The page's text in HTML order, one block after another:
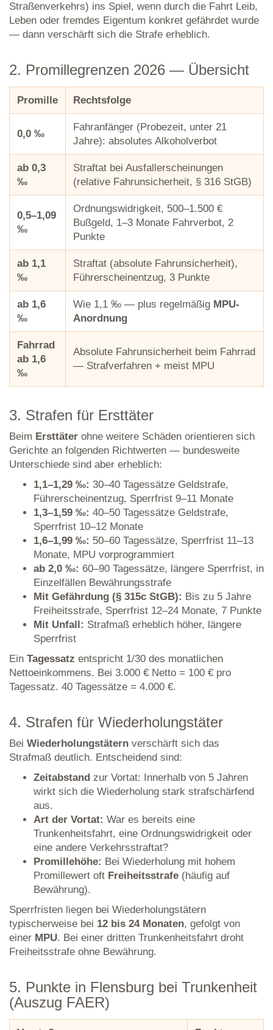
Straßenverkehrs) ins Spiel, wenn durch die Fahrt Leib,
Leben oder fremdes Eigentum konkret gefährdet wurde
— dann verschärft sich die Strafe erheblich.
2. Promillegrenzen 2026 — Übersicht
Promille Rechtsfolge
0,0 ‰
Fahranfänger (Probezeit, unter 21
Jahre): absolutes Alkoholverbot
ab 0,3
‰
Straftat bei Ausfallerscheinungen
(relative Fahrunsicherheit, § 316 StGB)
0,5–1,09
‰
Ordnungswidrigkeit, 500–1.500 €
Bußgeld, 1–3 Monate Fahrverbot, 2
Punkte
ab 1,1
‰
Straftat (absolute Fahrunsicherheit),
Führerscheinentzug, 3 Punkte
ab 1,6
‰
Wie 1,1 ‰ — plus regelmäßig MPU-
Anordnung
Fahrrad
ab 1,6
‰
Absolute Fahrunsicherheit beim Fahrrad
— Strafverfahren + meist MPU
3. Strafen für Ersttäter
Beim Ersttäter ohne weitere Schäden orientieren sich
Gerichte an folgenden Richtwerten — bundesweite
Unterschiede sind aber erheblich:
1,1–1,29 ‰: 30–40 Tagessätze Geldstrafe,
Führerscheinentzug, Sperrfrist 9–11 Monate
1,3–1,59 ‰: 40–50 Tagessätze Geldstrafe,
Sperrfrist 10–12 Monate
1,6–1,99 ‰: 50–60 Tagessätze, Sperrfrist 11–13
Monate, MPU vorprogrammiert
ab 2,0 ‰: 60–90 Tagessätze, längere Sperrfrist, in
Einzelfällen Bewährungsstrafe
Mit Gefährdung (§ 315c StGB): Bis zu 5 Jahre
Freiheitsstrafe, Sperrfrist 12–24 Monate, 7 Punkte
Mit Unfall: Strafmaß erheblich höher, längere
Sperrfrist
Ein Tagessatz entspricht 1/30 des monatlichen
Nettoeinkommens. Bei 3.000 € Netto = 100 € pro
Tagessatz. 40 Tagessätze = 4.000 €.
4. Strafen für Wiederholungstäter
Bei Wiederholungstätern verschärft sich das
Strafmaß deutlich. Entscheidend sind:
Zeitabstand zur Vortat: Innerhalb von 5 Jahren
wirkt sich die Wiederholung stark strafschärfend
aus.
Art der Vortat: War es bereits eine
Trunkenheitsfahrt, eine Ordnungswidrigkeit oder
eine andere Verkehrsstraftat?
Promillehöhe: Bei Wiederholung mit hohem
Promillewert oft Freiheitsstrafe (häufig auf
Bewährung).
Sperrfristen liegen bei Wiederholungstätern
typischerweise bei 12 bis 24 Monaten, gefolgt von
einer MPU. Bei einer dritten Trunkenheitsfahrt droht
Freiheitsstrafe ohne Bewährung.
5. Punkte in Flensburg bei Trunkenheit
(Auszug FAER)